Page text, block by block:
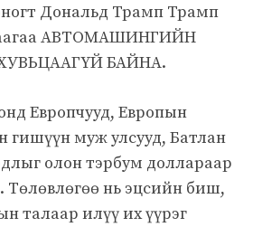
Дональд Трамп Трамп
АВТОМАШИНГИЙН
БАЙНА.
Европчууд, Европын
гишүүн муж улсууд, Батлан
олон тэрбум доллараар
нь эцсийн биш,
талаар илүү их үүрэг